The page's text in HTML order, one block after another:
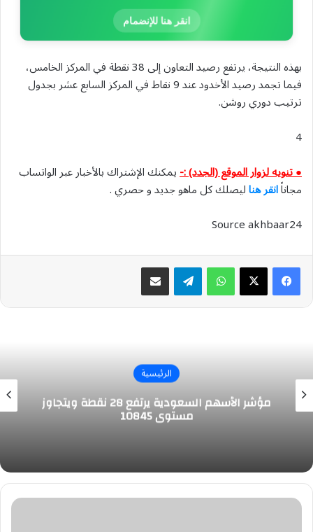
انقر هنا للإنضمام
بهذه النتيجة، يرتفع رصيد التعاون إلى 38 نقطة في المركز الخامس،
فيما تجمد رصيد الأخدود عند 9 نقاط في المركز السابع عشر بجدول
ترتيب دوري روشن.
4
● تنويه لزوار الموقع (الجدد) :-يمكنك الإشتراك بالأخبار عبر الواتساب
مجاناًانقر هناليصلك كل ماهو جديد و حصري .
Source akhbaar24
واتسابتيلقرام مشاركة عبر البريد
الرئيسية
مؤشر الأسهم السعودية يرتفع 28 نقطة ويتجاوز
مستوى 10845
خلال